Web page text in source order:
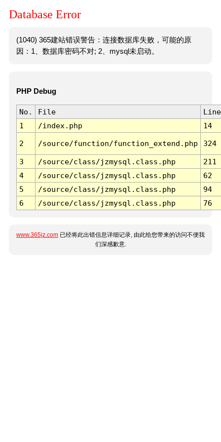
Database Error
(1040) 365建站错误警告：连接数据库失败，可能的原
因：1、数据库密码不对; 2、mysql未启动。
PHP Debug
No. File
Line
1
/index.php 14
2 /source/function/function_extend.php 324
3 /source/class/jzmysql.class.php
211
4
/source/class/jzmysql.class.php
62
5
/source/class/jzmysql.class.php
94
6
/source/class/jzmysql.class.php 76
www.365jz.com 已经将此出错信息详细记录, 由此给您带来的访问不便我
们深感歉意.